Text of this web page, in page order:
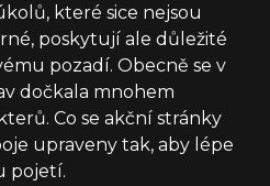
které sice nejsou
poskytují ale důležité
pozadí. Obecně se v
dočkala mnohem
Co se akční stránky
upraveny tak, aby lépe
pojetí.